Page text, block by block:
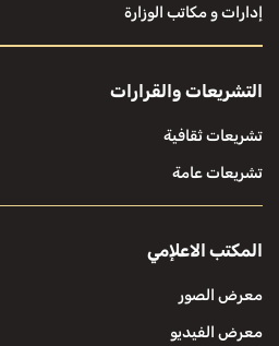
إدارات و مكاتب الوزارة
التشريعات والقرارات
تشريعات ثقافية
تشريعات عامة
المكتب الاعلإمي
معرض الصور
معرض الفيديو